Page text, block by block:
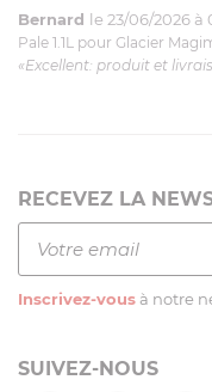
Bernard le 23/06/2026 à
Pale 1.1L pour Glacier
«Excellent: produit et
RECEVEZ LA
Inscrivez-vous à notre
SUIVEZ-NOUS